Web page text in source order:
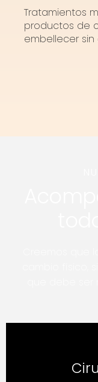
Tratamientos
productos de
embellecer sin